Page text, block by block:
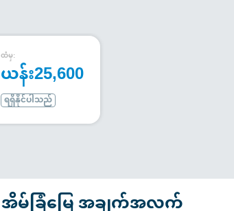
ထံမှ:
ယန်း25,600
ရရှိနိုင်ပါသည်